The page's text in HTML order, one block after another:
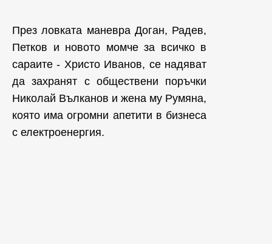
През ловката маневра Доган, Радев,
Петков и новото момче за всичко в
сараите - Христо Иванов, се надяват
да захранят с обществени поръчки
Николай Вълканов и жена му Румяна,
която има огромни апетити в бизнеса
с електроенергия.